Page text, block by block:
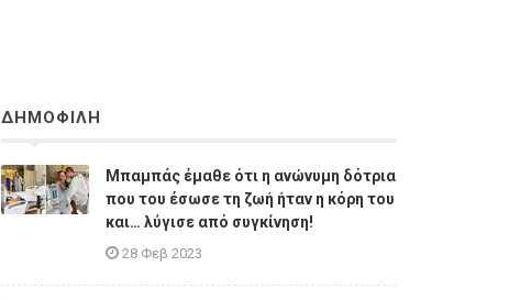
ΔΗΜΟΦΙΛΗ
Μπαμπάς έμαθε ότι η ανώνυμη δότρια
που του έσωσε τη ζωή ήταν η κόρη του
και… λύγισε από συγκίνηση!
28 Φεβ 2023